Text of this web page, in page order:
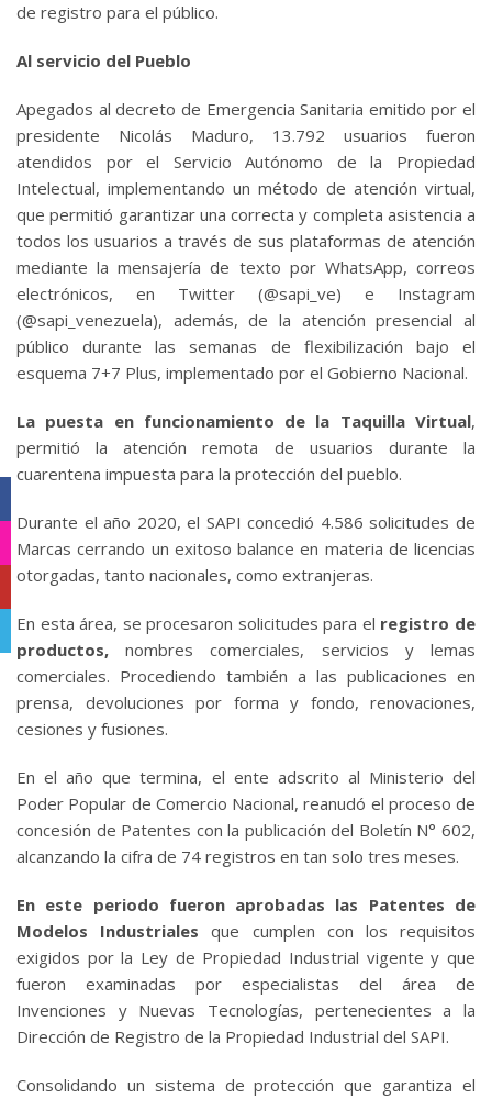
de registro para el público.
Al servicio del Pueblo
Apegados al decreto de Emergencia Sanitaria emitido por el
presidente Nicolás Maduro, 13.792 usuarios fueron
atendidos por el Servicio Autónomo de la Propiedad
Intelectual, implementando un método de atención virtual,
que permitió garantizar una correcta y completa asistencia a
todos los usuarios a través de sus plataformas de atención
mediante la mensajería de texto por WhatsApp, correos
electrónicos, en Twitter (@sapi_ve) e Instagram
(@sapi_venezuela), además, de la atención presencial al
público durante las semanas de flexibilización bajo el
esquema 7+7 Plus, implementado por el Gobierno Nacional.
La puesta en funcionamiento de la Taquilla Virtual,
permitió la atención remota de usuarios durante la
cuarentena impuesta para la protección del pueblo.
Durante el año 2020, el SAPI concedió 4.586 solicitudes de
Marcas cerrando un exitoso balance en materia de licencias
otorgadas, tanto nacionales, como extranjeras.
En esta área, se procesaron solicitudes para el registro de
productos, nombres comerciales, servicios y lemas
comerciales. Procediendo también a las publicaciones en
prensa, devoluciones por forma y fondo, renovaciones,
cesiones y fusiones.
En el año que termina, el ente adscrito al Ministerio del
Poder Popular de Comercio Nacional, reanudó el proceso de
concesión de Patentes con la publicación del Boletín N° 602,
alcanzando la cifra de 74 registros en tan solo tres meses.
En este periodo fueron aprobadas las Patentes de
Modelos Industriales que cumplen con los requisitos
exigidos por la Ley de Propiedad Industrial vigente y que
fueron examinadas por especialistas del área de
Invenciones y Nuevas Tecnologías, pertenecientes a la
Dirección de Registro de la Propiedad Industrial del SAPI.
Consolidando un sistema de protección que garantiza el
Instagram
YouTube
Telegram